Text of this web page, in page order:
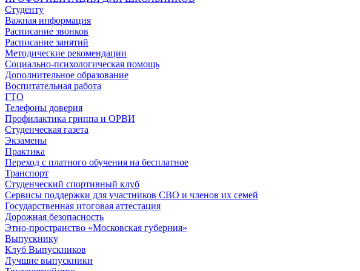
Студенту
Важная информация
Расписание звонков
Расписание занятий
Методические рекомендации
Социально-психологическая помощь
Дополнительное образование
Воспитательная работа
ГТО
Телефоны доверия
Профилактика гриппа и ОРВИ
Cтуденческая газета
Экзамены
Практика
Переход с платного обучения на бесплатное
Транспорт
Студенческий спортивный клуб
Сервисы поддержки для участников СВО и членов их семей
Государственная итоговая аттестация
Дорожная безопасность
Этно-пространство «Московская губерния»
Выпускнику
Клуб Выпускников
Лучшие выпускники